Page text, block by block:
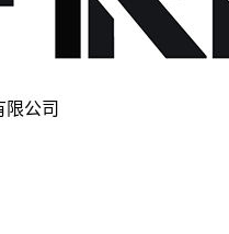
公司